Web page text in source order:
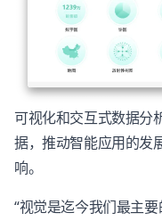
可视化和交互式数据分
据，推动智能应用的发
响。
“视觉是迄今我们最主